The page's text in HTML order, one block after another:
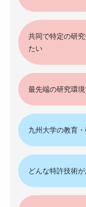
共同で特定の研
たい
最先端の研究環
九州大学の教育
どんな特許技術